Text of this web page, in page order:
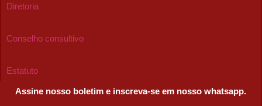
Diretoria
Conselho consultivo
Estatuto
Assine nosso boletim e inscreva-se em nosso whatsapp.